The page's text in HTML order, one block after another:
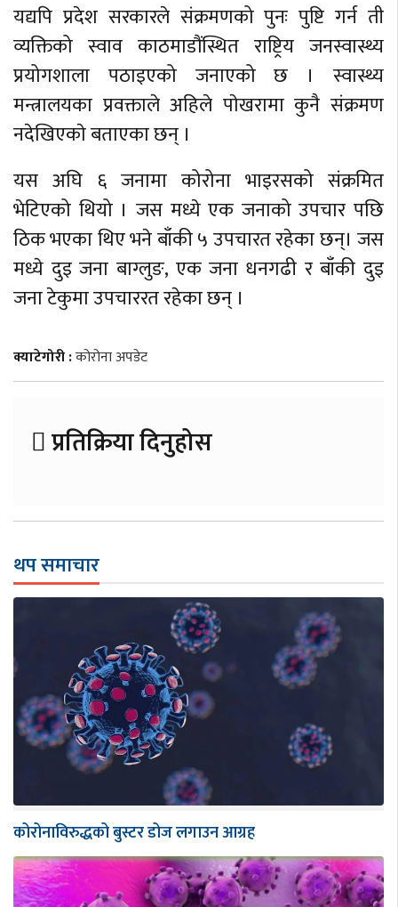
यद्यपि प्रदेश सरकारले संक्रमणको पुनः पुष्टि गर्न ती
व्यक्तिको स्वाव काठमाडौंस्थित राष्ट्रिय जनस्वास्थ्य
प्रयोगशाला पठाइएको जनाएको छ । स्वास्थ्य
मन्त्रालयका प्रवक्ताले अहिले पाेखरामा कुनै संक्रमण
नदेखिएकाे बताएका छन् ।
यस अघि ६ जनामा कोरोना भाइरसको संक्रमित
भेटिएको थियो । जस मध्ये एक जनाको उपचार पछि
ठिक भएका थिए भने बाँकी ५ उपचारत रहेका छन्। जस
मध्ये दुइ जना बाग्लुङ, एक जना धनगढी र बाँकी दुइ
जना टेकुमा उपचाररत रहेका छन् ।
क्याटेगोरी :कोरोना अपडेट
प्रतिक्रिया दिनुहोस
थप समाचार
कोरोनाविरुद्धको बुस्टर डोज लगाउन आग्रह